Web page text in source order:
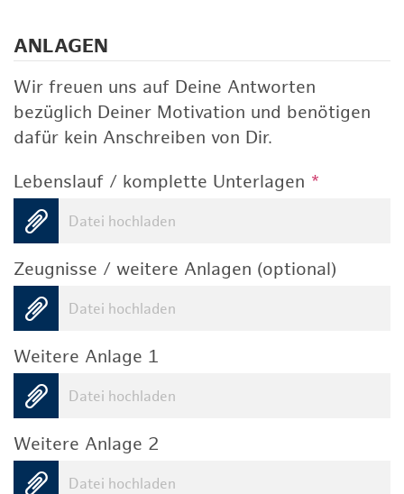
ANLAGEN
Wir freuen uns auf Deine Antworten
bezüglich Deiner Motivation und benötigen
dafür kein Anschreiben von Dir.
Lebenslauf / komplette Unterlagen *
Datei hochladen
Zeugnisse / weitere Anlagen (optional)
Datei hochladen
Weitere Anlage 1
Datei hochladen
Weitere Anlage 2
Datei hochladen